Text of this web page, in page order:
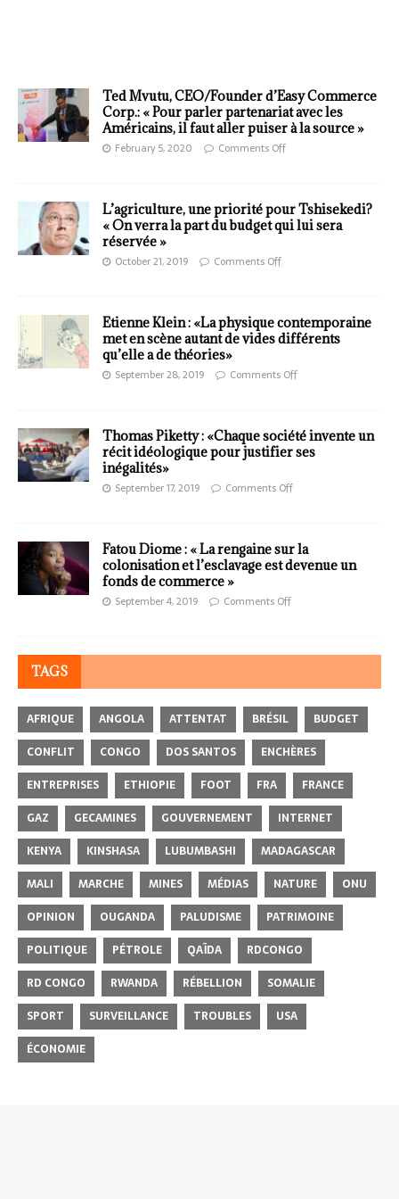
Ted Mvutu, CEO/Founder d’Easy Commerce
Corp.: « Pour parler partenariat avec les
Américains, il faut aller puiser à la source »
February 5, 2020 Comments Off
L’agriculture, une priorité pour Tshisekedi?
« On verra la part du budget qui lui sera
réservée »
October 21, 2019 Comments Off
Etienne Klein : «La physique contemporaine
met en scène autant de vides différents
qu’elle a de théories»
September 28, 2019 Comments Off
Thomas Piketty : «Chaque société invente un
récit idéologique pour justifier ses
inégalités»
September 17, 2019 Comments Off
Fatou Diome : « La rengaine sur la
colonisation et l’esclavage est devenue un
fonds de commerce »
September 4, 2019 Comments Off
TAGS
AFRIQUE ANGOLA ATTENTAT BRÉSIL
BUDGET
CONFLIT
CONGO DOS SANTOS
ENCHÈRES
ENTREPRISES
ETHIOPIE FOOT FRA
FRANCE
GAZ
GECAMINES GOUVERNEMENT
INTERNET
KENYA
KINSHASA LUBUMBASHI
MADAGASCAR
MALI
MARCHE MINES MÉDIAS NATURE
ONU
OPINION
OUGANDA PALUDISME
PATRIMOINE
POLITIQUE
PÉTROLE QAÏDA
RDCONGO
RD CONGO
RWANDA RÉBELLION
SOMALIE
SPORT
SURVEILLANCE TROUBLES
USA
ÉCONOMIE